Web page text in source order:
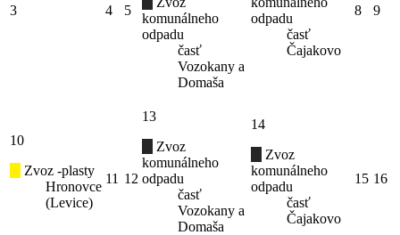
3 4 5
komunálneho
odpadu
časť
Vozokany a
Domaša
odpadu
časť
Čajakovo
8 9
10
Zvoz -plasty
Hronovce
(Levice)
11 12
13
Zvoz
komunálneho
odpadu
časť
Vozokany a
Domaša
14
Zvoz
komunálneho
odpadu
časť
Čajakovo
15 16